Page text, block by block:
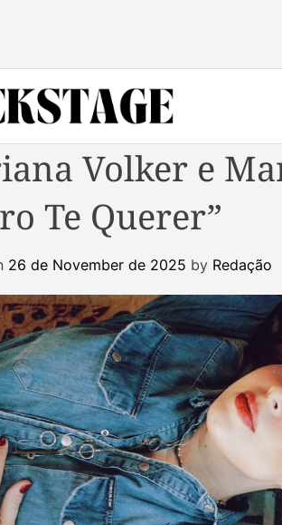
Volker e
Te Querer”
26 de November de 2025 by Redação